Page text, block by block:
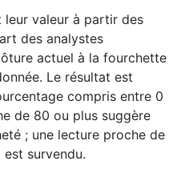
leur valeur à partir des
des analystes
actuel à la fourchette
Le résultat est
compris entre 0
de 80 ou plus suggère
; une lecture proche de
survendu.